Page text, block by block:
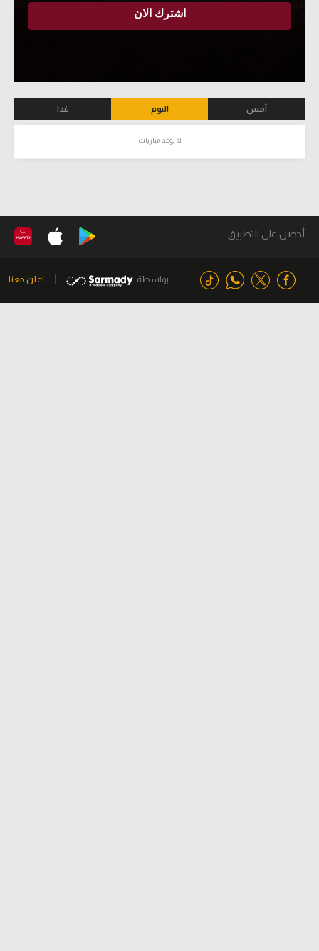
أمس اليوم غدا
لا يوجد مباريات
أحصل على التطبيق
بواسطة اعلن معنا